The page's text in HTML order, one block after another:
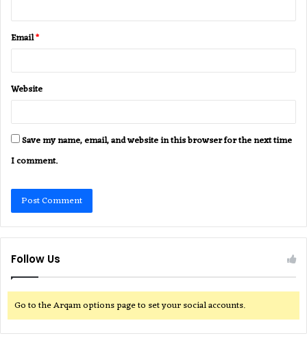
Email*
Website
Save my name, email, and website in this browser for the next time
I comment.
Follow Us
Go to the Arqam options page to set your social accounts.